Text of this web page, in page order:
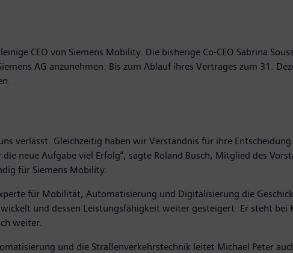
CEO von Siemens Mobility. Die bisherige Co-CEO Sabrina
AG anzunehmen. Bis zum Ablauf ihres Vertrages zum 31.
verlässt. Gleichzeitig haben wir Verständnis für ihre
neue Aufgabe viel Erfolg“, sagte Roland Busch, Mitglied des
für Siemens Mobility.
für Mobilität, Automatisierung und Digitalisierung die
und dessen Leistungsfähigkeit weiter gesteigert. Er steht
weiter.
und die Straßenverkehrstechnik leitet Michael Peter